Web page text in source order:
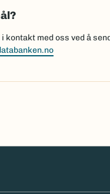
kontakt med oss ved å